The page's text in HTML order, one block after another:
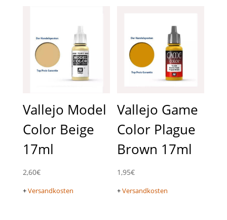
Vallejo Model
Color Beige
17ml
2,60€
+Versandkosten
Vallejo Game
Color Plague
Brown 17ml
1,95€
+Versandkosten